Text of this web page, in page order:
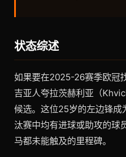
状态综述
如果要在2025-26赛季欧冠
吉亚人夸拉茨赫利亚（
候选。这位25岁的左边锋成
汰赛中均有进球或助攻的
马都未能触及的里程碑。